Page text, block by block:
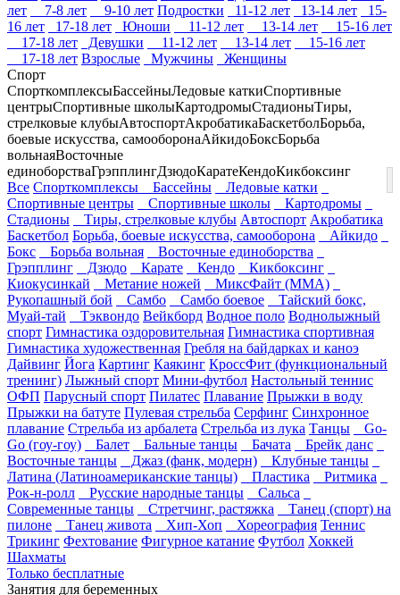
лет
7-8 лет 9-10 лет Подростки 11-12 лет 13-14 лет
15-
16 лет
17-18 лет Юноши 11-12 лет 13-14 лет
15-16 лет
17-18 лет
Девушки 11-12 лет 13-14 лет
15-16 лет
17-18 лет Взрослые Мужчины
Женщины
Спорт
СпорткомплексыБассейныЛедовые каткиСпортивные
центрыСпортивные школыКартодромыСтадионыТиры,
стрелковые клубыАвтоспортАкробатикаБаскетболБорьба,
боевые искусства, самооборонаАйкидоБоксБорьба
вольнаяВосточные
единоборстваГрэпплингДзюдоКаратеКендоКикбоксинг
Все Спорткомплексы Бассейны
Ледовые катки
Спортивные центры
Спортивные школы
Картодромы
Стадионы
Тиры, стрелковые клубы Автоспорт Акробатика
Баскетбол Борьба, боевые искусства, самооборона
Айкидо
Бокс
Борьба вольная
Восточные единоборства
Грэпплинг
Дзюдо Карате Кендо
Кикбоксинг
Киокусинкай
Метание ножей
МиксФайт (ММА)
Рукопашный бой
Самбо Самбо боевое
Тайский бокс,
Муай-тай
Тэквондо Вейкборд Водное поло Воднолыжный
спорт Гимнастика оздоровительная Гимнастика спортивная
Гимнастика художественная Гребля на байдарках и каноэ
Дайвинг Йога Картинг Каякинг КроссФит (функциональный
тренинг) Лыжный спорт Мини-футбол Настольный теннис
ОФП Парусный спорт Пилатес Плавание Прыжки в воду
Прыжки на батуте Пулевая стрельба Серфинг Синхронное
плавание Стрельба из арбалета Стрельба из лука Танцы
Go-
Go (гоу-гоу)
Балет Бальные танцы Бачата
Брейк данс
Восточные танцы
Джаз (фанк, модерн)
Клубные танцы
Латина (Латиноамериканские танцы)
Пластика
Ритмика
Рок-н-ролл
Русские народные танцы
Сальса
Современные танцы
Стретчинг, растяжка
Танец (спорт) на
пилоне
Танец живота Хип-Хоп Хореография Теннис
Трикинг Фехтование Фигурное катание Футбол Хоккей
Шахматы
Только бесплатные
Занятия для беременных